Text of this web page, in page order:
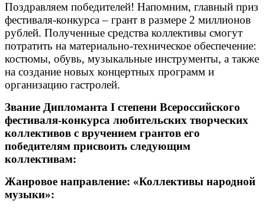
Поздравляем победителей! Напомним, главный приз
фестиваля-конкурса – грант в размере 2 миллионов
рублей. Полученные средства коллективы смогут
потратить на материально-техническое обеспечение:
костюмы, обувь, музыкальные инструменты, а также
на создание новых концертных программ и
организацию гастролей.
Звание Дипломанта I степени Всероссийского
фестиваля-конкурса любительских творческих
коллективов с вручением грантов его
победителям присвоить следующим
коллективам:
Жанровое направление: «Коллективы народной
музыки»: